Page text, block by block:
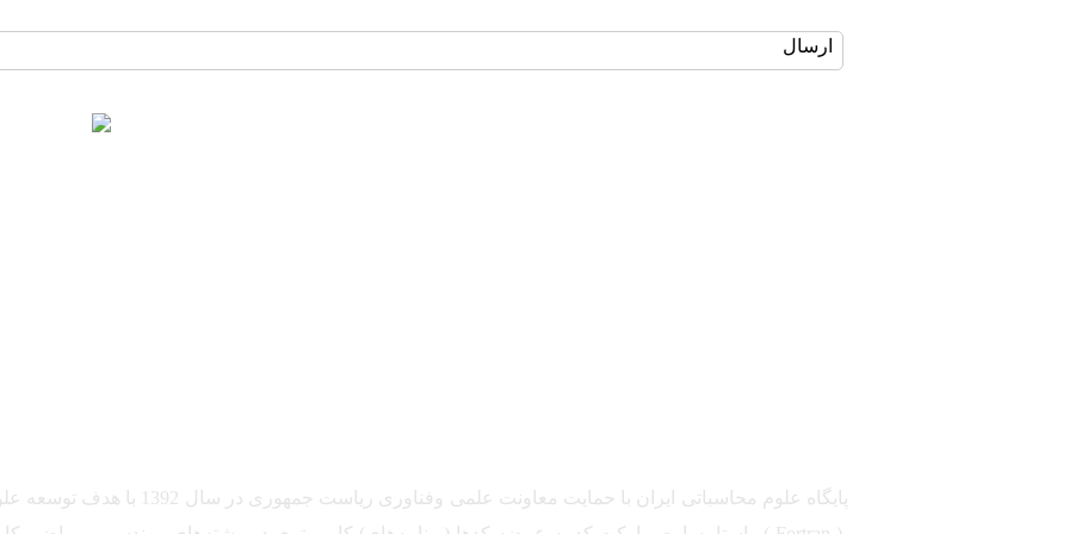
ارسال
پایگاه علوم محاسباتی ایران با حمایت